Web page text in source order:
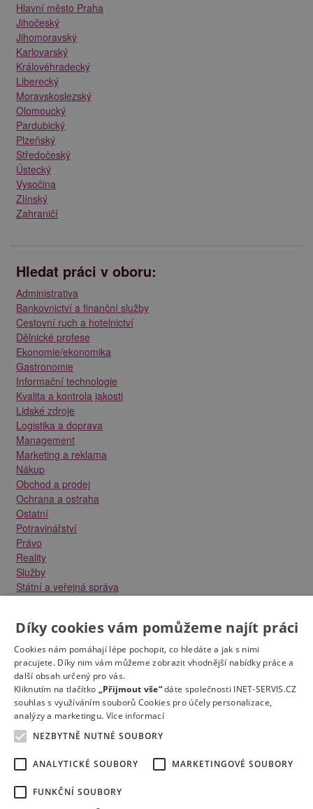
Hlavní město Praha
Jihočeský
Jihomoravský
Karlovarský
Královéhradecký
Liberecký
Moravskoslezský
Olomoucký
Pardubický
Plzeňský
Středočeský
Ústecký
Vysočina
Zlínský
Zahraničí
Hledat práci v oboru:
Administrativa
Bankovnictví a finanční služby
Cestovní ruch a hotelnictví
Dělnické profese
Ekonomie/ekonomika
Gastronomie
Informační technologie
Kvalita a kontrola jakosti
Lidské zdroje
Logistika a doprava
Management
Marketing a reklama
Nákup
Obchod a prodej
Ochrana a ostraha
Ostatní
Potravinářství
Právo
Reality
Služby
Státní a veřejná správa
Technika a elektrotechnika
Tvůrčí práce a design
Výroba
Vzdělávání a školství
Zdravotnictví
Zemědělství, lesnictví a vodní hospodářství
Kontakt Práce na e-mail
Díky cookies vám pomůžeme najít práci
Cookies nám pomáhají lépe pochopit, co hledáte a jak s nimi
pracujete. Díky nim vám můžeme zobrazit vhodnější nabídky práce a
další obsah určený pro vás.
Kliknutím na tlačítko „Přijmout vše“dáte společnosti INET-SERVIS.CZ
souhlas s využíváním souborů Cookies pro účely personalizace,
analýzy a marketingu. Více informací
NEZBYTNĚ NUTNÉ SOUBORY
ANALYTICKÉ SOUBORY MARKETINGOVÉ SOUBORY
FUNKČNÍ SOUBORY